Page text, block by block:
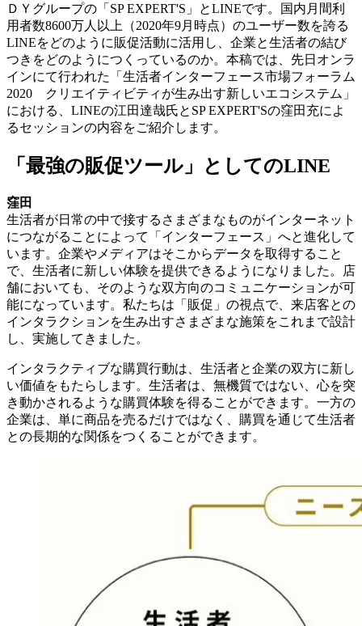
ＤＹグループの「SP EXPERT'S」とLINEです。国内月間利
用者数8600万人以上（2020年9月時点）のユーザー数を誇る
LINEをどのように販促活動に活用し、企業と生活者の結び
つきをどのようにつくっているのか。本稿では、先日オンラ
インにて行われた「生活者インターフェース市場フォーラム
2020 クリエイティビティが生み出す新しいエコシステム」
における、LINEの江田達哉氏とSP EXPERT'Sの窪田充によ
るセッションの内容をご紹介します。
「最強の販促ツール」としてのLINE
窪田
生活者が日常の中で接するさまざまなものがインターネット
につながることによって「インターフェース」へと進化して
います。企業やメディアはそこからデータを取得すること
で、生活者に新しい体験を提供できるようになりました。店
舗においても、そのような双方向のコミュニケーションが可
能になっています。私たちは「販促」の視点で、来店客との
インタラクションを生み出すさまざまな施策をこれまで設計
し、実施してきました。
インタラクティブな購買行動は、生活者と企業の双方に新し
い価値をもたらします。生活者は、無機質ではない、心を突
き動かされるような購買体験を得ることができます。一方の
企業は、単に商品を売るだけではなく、購買を通じて生活者
との長期的な関係をつくることができます。